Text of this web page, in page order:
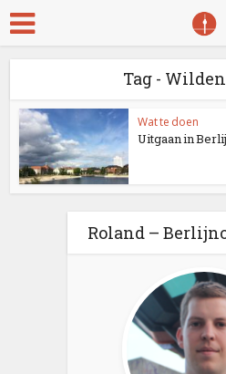
Tag -
Wat te doen
Uitgaan in
Roland –